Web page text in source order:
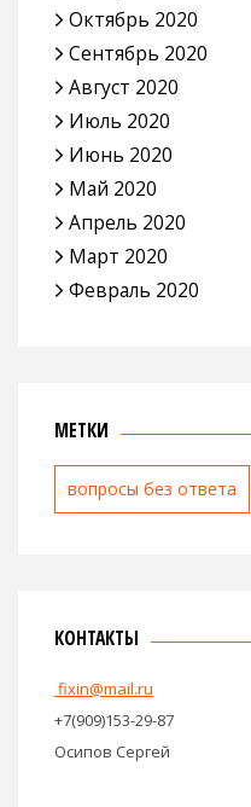
Октябрь 2020
Сентябрь 2020
Август 2020
Июль 2020
Июнь 2020
Май 2020
Апрель 2020
Март 2020
Февраль 2020
МЕТКИ
вопросы без ответа
КОНТАКТЫ
fixin@mail.ru
+7(909)153-29-87
Осипов Сергей